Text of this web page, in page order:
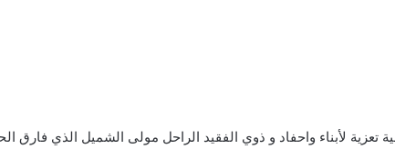
تعزية لأبناء واحفاد و ذوي الفقيد الراحل مولى الشميل الذي فارق